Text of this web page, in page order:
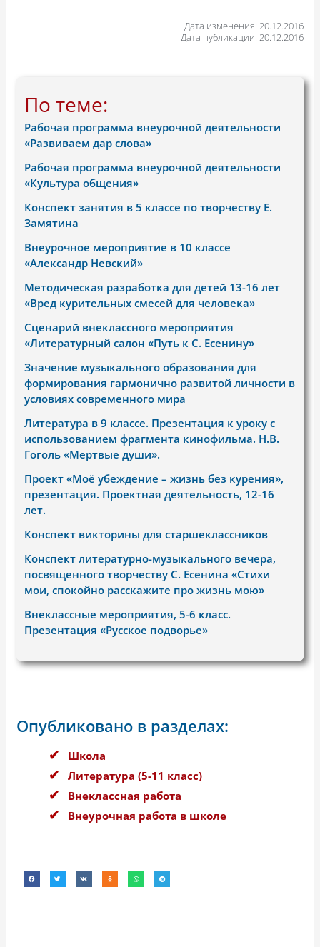
Дата изменения: 20.12.2016
Дата публикации: 20.12.2016
По теме:
Рабочая программа внеурочной деятельности
«Развиваем дар слова»
Рабочая программа внеурочной деятельности
«Культура общения»
Конспект занятия в 5 классе по творчеству Е.
Замятина
Внеурочное мероприятие в 10 классе
«Александр Невский»
Методическая разработка для детей 13-16 лет
«Вред курительных смесей для человека»
Сценарий внеклассного мероприятия
«Литературный салон «Путь к С. Есенину»
Значение музыкального образования для
формирования гармонично развитой личности в
условиях современного мира
Литература в 9 классе. Презентация к уроку с
использованием фрагмента кинофильма. Н.В.
Гоголь «Мертвые души».
Проект «Моё убеждение – жизнь без курения»,
презентация. Проектная деятельность, 12-16
лет.
Конспект викторины для старшеклассников
Конспект литературно-музыкального вечера,
посвященного творчеству С. Есенина «Стихи
мои, спокойно расскажите про жизнь мою»
Внеклассные мероприятия, 5-6 класс.
Презентация «Русское подворье»
Опубликовано в разделах:
Школа
Литература (5-11 класс)
Внеклассная работа
Внеурочная работа в школе